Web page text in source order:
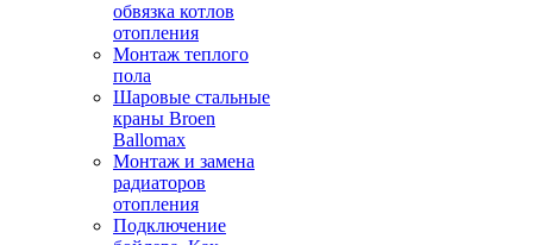
обвязка котлов
отопления
Монтаж теплого
пола
Шаровые стальные
краны Broen
Ballomax
Монтаж и замена
радиаторов
отопления
Подключение